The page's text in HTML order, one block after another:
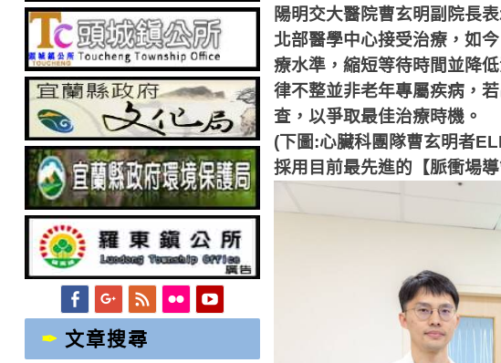
陽明交大醫院曹玄明副院長
北部醫學中心接受治療，如
療水準，縮短等待時間並降
律不整並非老年專屬疾病，
查，以爭取最佳治療時機。
(下圖:心臟科團隊曹玄明者
採用目前最先進的【脈衝場
FacebookGoogleplus
FeedFlickrYouTube
文章搜尋